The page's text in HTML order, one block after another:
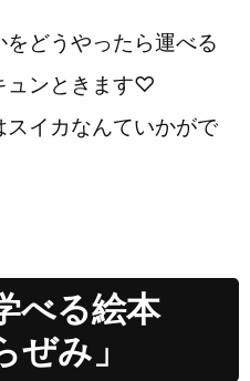
どうやったら運べる
ュンときます♡
イカなんていかがで
べる絵本
ぜみ」